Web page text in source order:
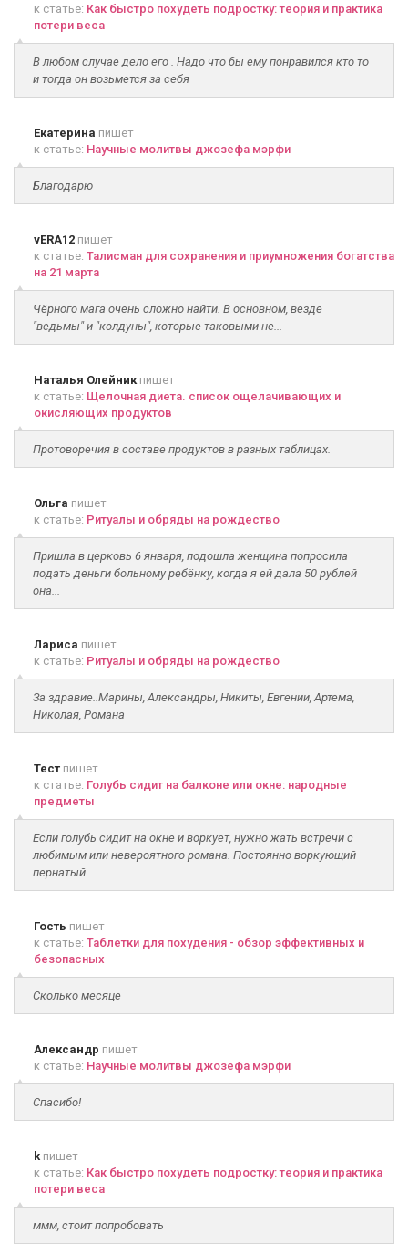
к статье: Как быстро похудеть подростку: теория и практика
потери веса
В любом случае дело его . Надо что бы ему понравился кто то
и тогда он возьмется за себя
Екатерина пишет
к статье: Научные молитвы джозефа мэрфи
Благодарю
vERA12 пишет
к статье: Талисман для сохранения и приумножения богатства
на 21 марта
Чёрного мага очень сложно найти. В основном, везде
"ведьмы" и "колдуны", которые таковыми не...
Наталья Олейникпишет
к статье: Щелочная диета. список ощелачивающих и
окисляющих продуктов
Протоворечия в составе продуктов в разных таблицах.
Ольга пишет
к статье: Ритуалы и обряды на рождество
Пришла в церковь 6 января, подошла женщина попросила
подать деньги больному ребёнку, когда я ей дала 50 рублей
она...
Лариса пишет
к статье: Ритуалы и обряды на рождество
За здравие..Марины, Александры, Никиты, Евгении, Артема,
Николая, Романа
Тест пишет
к статье: Голубь сидит на балконе или окне: народные
предметы
Если голубь сидит на окне и воркует, нужно жать встречи с
любимым или невероятного романа. Постоянно воркующий
пернатый...
Гость пишет
к статье: Таблетки для похудения - обзор эффективных и
безопасных
Сколько месяце
Александр пишет
к статье: Научные молитвы джозефа мэрфи
Спасибо!
k пишет
к статье: Как быстро похудеть подростку: теория и практика
потери веса
ммм, стоит попробовать